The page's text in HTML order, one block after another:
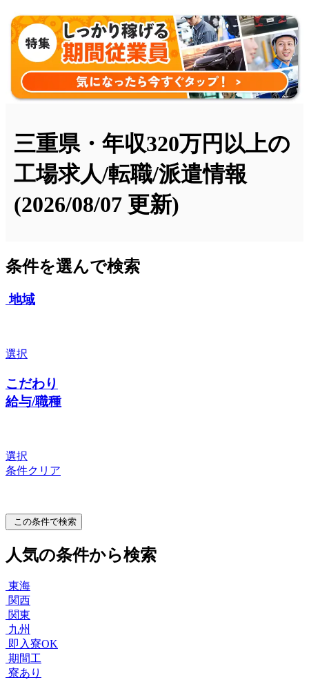
三重県・年収320万円以上の
工場求人/転職/派遣情報
(2026/08/07 更新)
条件を選んで検索
地域
選択
こだわり
給与/職種
選択
条件クリア
この条件で検索
人気の条件から検索
東海
関西
関東
九州
即入寮OK
期間工
寮あり